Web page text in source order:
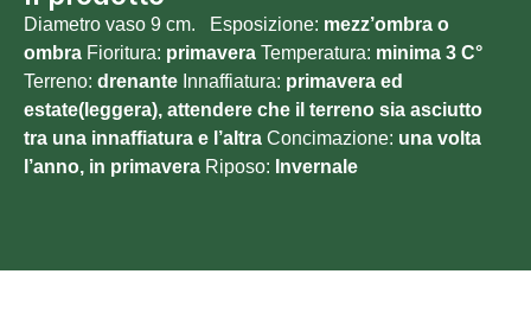
Diametro vaso 9 cm. Esposizione: mezz’ombra o
ombra Fioritura: primavera Temperatura: minima 3 C°
Terreno: drenante Innaffiatura: primavera ed
estate(leggera), attendere che il terreno sia asciutto
tra una innaffiatura e l’altra Concimazione: una volta
l’anno, in primavera Riposo: Invernale